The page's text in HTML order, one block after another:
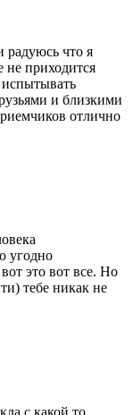
радуюсь что я
не приходится
и близкими
отлично
угодно
это вот все. Но
тебе никак не
с какой то